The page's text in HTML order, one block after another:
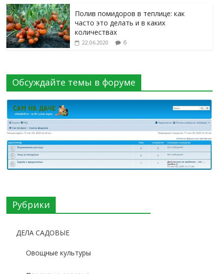
Полив помидоров в теплице: как
часто это делать и в каких
количествах
22.06.2020 6
Обсуждайте темы в форуме
Рубрики
ДЕЛА САДОВЫЕ
Овощные культуры